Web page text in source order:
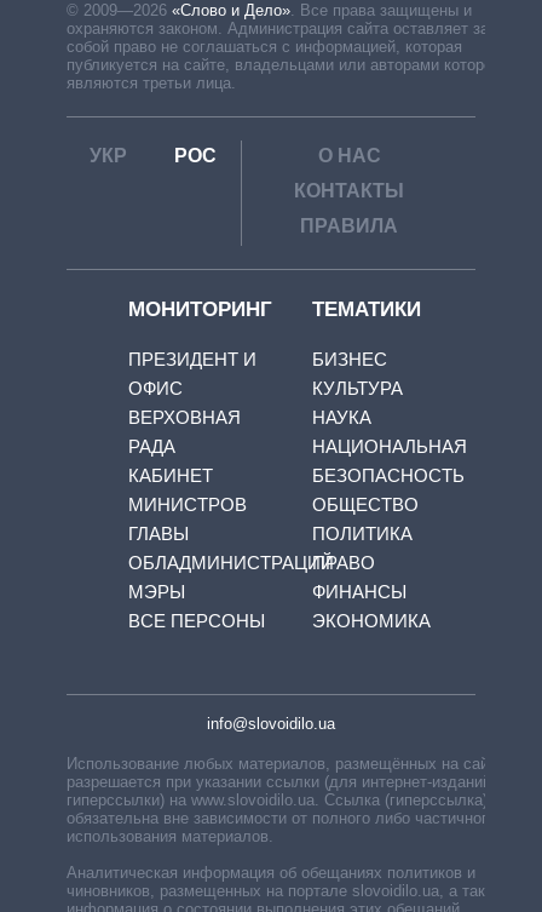
© 2009—2026 «Слово и Дело». Все права защищены и
охраняются законом. Администрация сайта оставляет за
собой право не соглашаться с информацией, которая
публикуется на сайте, владельцами или авторами которой
являются третьи лица.
УКР РОС
О НАС
КОНТАКТЫ
ПРАВИЛА
МОНИТОРИНГ
ПРЕЗИДЕНТ И
ОФИС
ВЕРХОВНАЯ
РАДА
КАБИНЕТ
МИНИСТРОВ
ГЛАВЫ
ОБЛАДМИНИСТРАЦИЙ
МЭРЫ
ВСЕ ПЕРСОНЫ
ТЕМАТИКИ
БИЗНЕС
КУЛЬТУРА
НАУКА
НАЦИОНАЛЬНАЯ
БЕЗОПАСНОСТЬ
ОБЩЕСТВО
ПОЛИТИКА
ПРАВО
ФИНАНСЫ
ЭКОНОМИКА
info@slovoidilo.ua
Использование любых материалов, размещённых на сайте,
разрешается при указании ссылки (для интернет-изданий —
гиперссылки) на www.slovoidilo.ua. Ссылка (гиперссылка)
обязательна вне зависимости от полного либо частичного
использования материалов.
Аналитическая информация об обещаниях политиков и
чиновников, размещенных на портале slovoidilo.ua, а также